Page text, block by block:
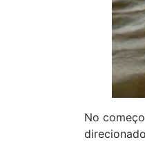
No